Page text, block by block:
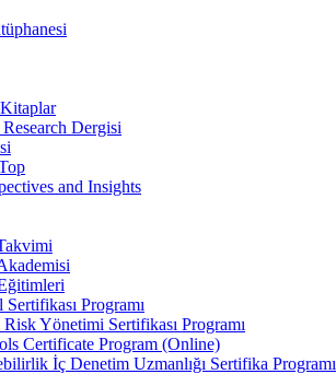
Dergisi
and Insights
Programı
Yönetimi Sertifikası Programı
Certificate Program (Online)
İç Denetim Uzmanlığı Sertifika Programı